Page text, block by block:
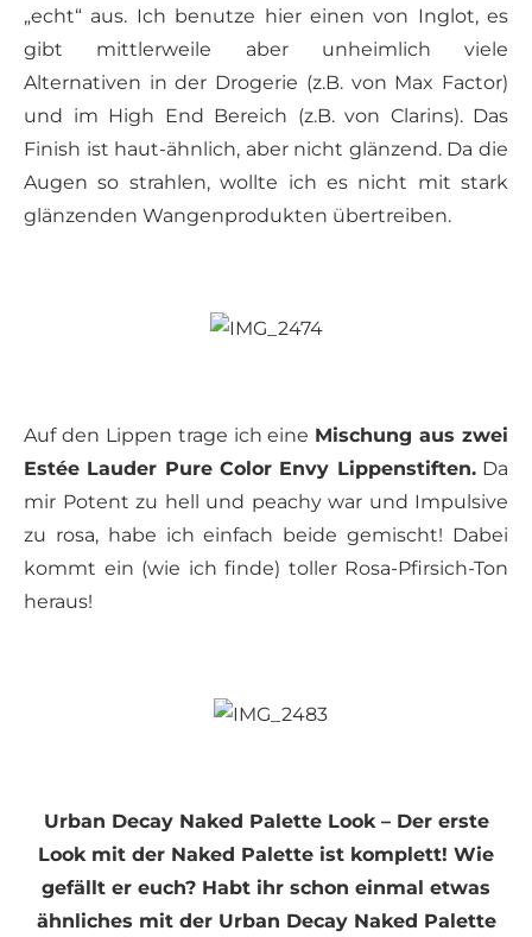
„echt“ aus. Ich benutze hier einen von Inglot, es
gibt mittlerweile aber unheimlich viele
Alternativen in der Drogerie (z.B. von Max Factor)
und im High End Bereich (z.B. von Clarins). Das
Finish ist haut-ähnlich, aber nicht glänzend. Da die
Augen so strahlen, wollte ich es nicht mit stark
glänzenden Wangenprodukten übertreiben.
Auf den Lippen trage ich eine Mischung aus zwei
Estée Lauder Pure Color Envy Lippenstiften.Da
mir Potent zu hell und peachy war und Impulsive
zu rosa, habe ich einfach beide gemischt! Dabei
kommt ein (wie ich finde) toller Rosa-Pfirsich-Ton
heraus!
Urban Decay Naked Palette Look – Der erste
Look mit der Naked Palette ist komplett! Wie
gefällt er euch? Habt ihr schon einmal etwas
ähnliches mit der Urban Decay Naked Palette